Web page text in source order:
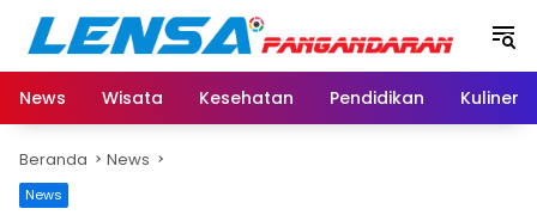
Langsung
konten
News
Wisata Kesehatan Pendidikan Kuliner
Beranda News
News